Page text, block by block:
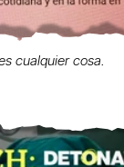
cualquier cosa.